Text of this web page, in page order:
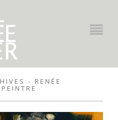
- RENÉE